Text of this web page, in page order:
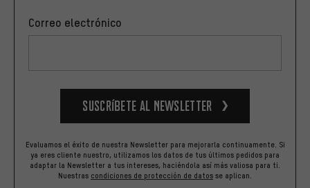
Correo electrónico
Suscríbete al newsletter
Evaluamos el éxito de nuestra Newsletter para mejorarla continuamente. Si
ya eres cliente nuestro, utilizamos los datos de tus últimos pedidos para
adaptar la Newsletter a tus intereses, haciéndola así más valiosa para ti.
Nuestras condiciones de protección de datos se aplican.